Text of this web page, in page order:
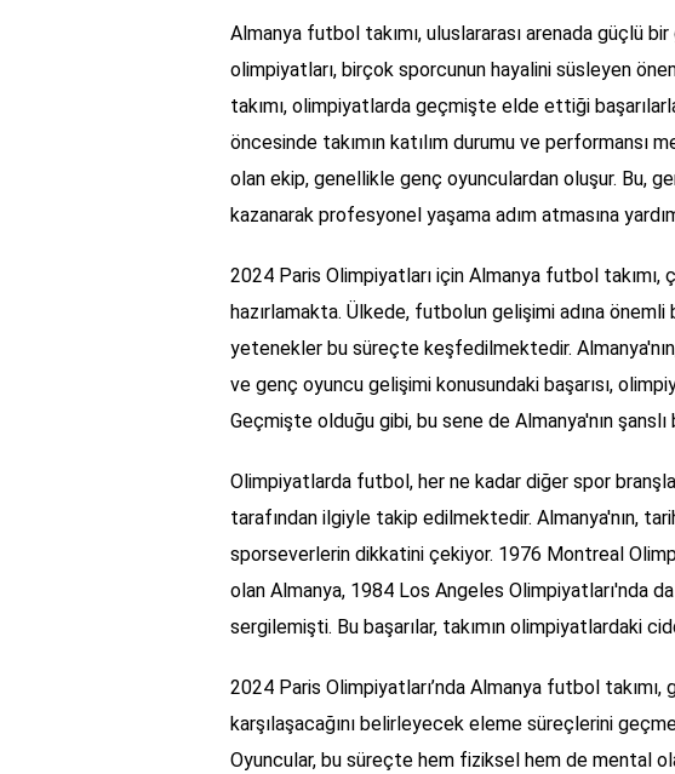
Almanya futbol takımı, uluslararası arenada güçlü
olimpiyatları, birçok sporcunun hayalini süsleyen
takımı, olimpiyatlarda geçmişte elde ettiği
öncesinde takımın katılım durumu ve performansı
olan ekip, genellikle genç oyunculardan oluşur. Bu,
kazanarak profesyonel yaşama adım atmasına
2024 Paris Olimpiyatları için Almanya futbol
hazırlamakta. Ülkede, futbolun gelişimi adına
yetenekler bu süreçte keşfedilmektedir.
ve genç oyuncu gelişimi konusundaki başarısı,
Geçmişte olduğu gibi, bu sene de Almanya'nın
Olimpiyatlarda futbol, her ne kadar diğer spor
tarafından ilgiyle takip edilmektedir. Almanya'nın,
sporseverlerin dikkatini çekiyor. 1976 Montreal
olan Almanya, 1984 Los Angeles Olimpiyatları'nda
sergilemişti. Bu başarılar, takımın olimpiyatlardaki
2024 Paris Olimpiyatları’nda Almanya futbol takımı,
karşılaşacağını belirleyecek eleme süreçlerini
Oyuncular, bu süreçte hem fiziksel hem de mental